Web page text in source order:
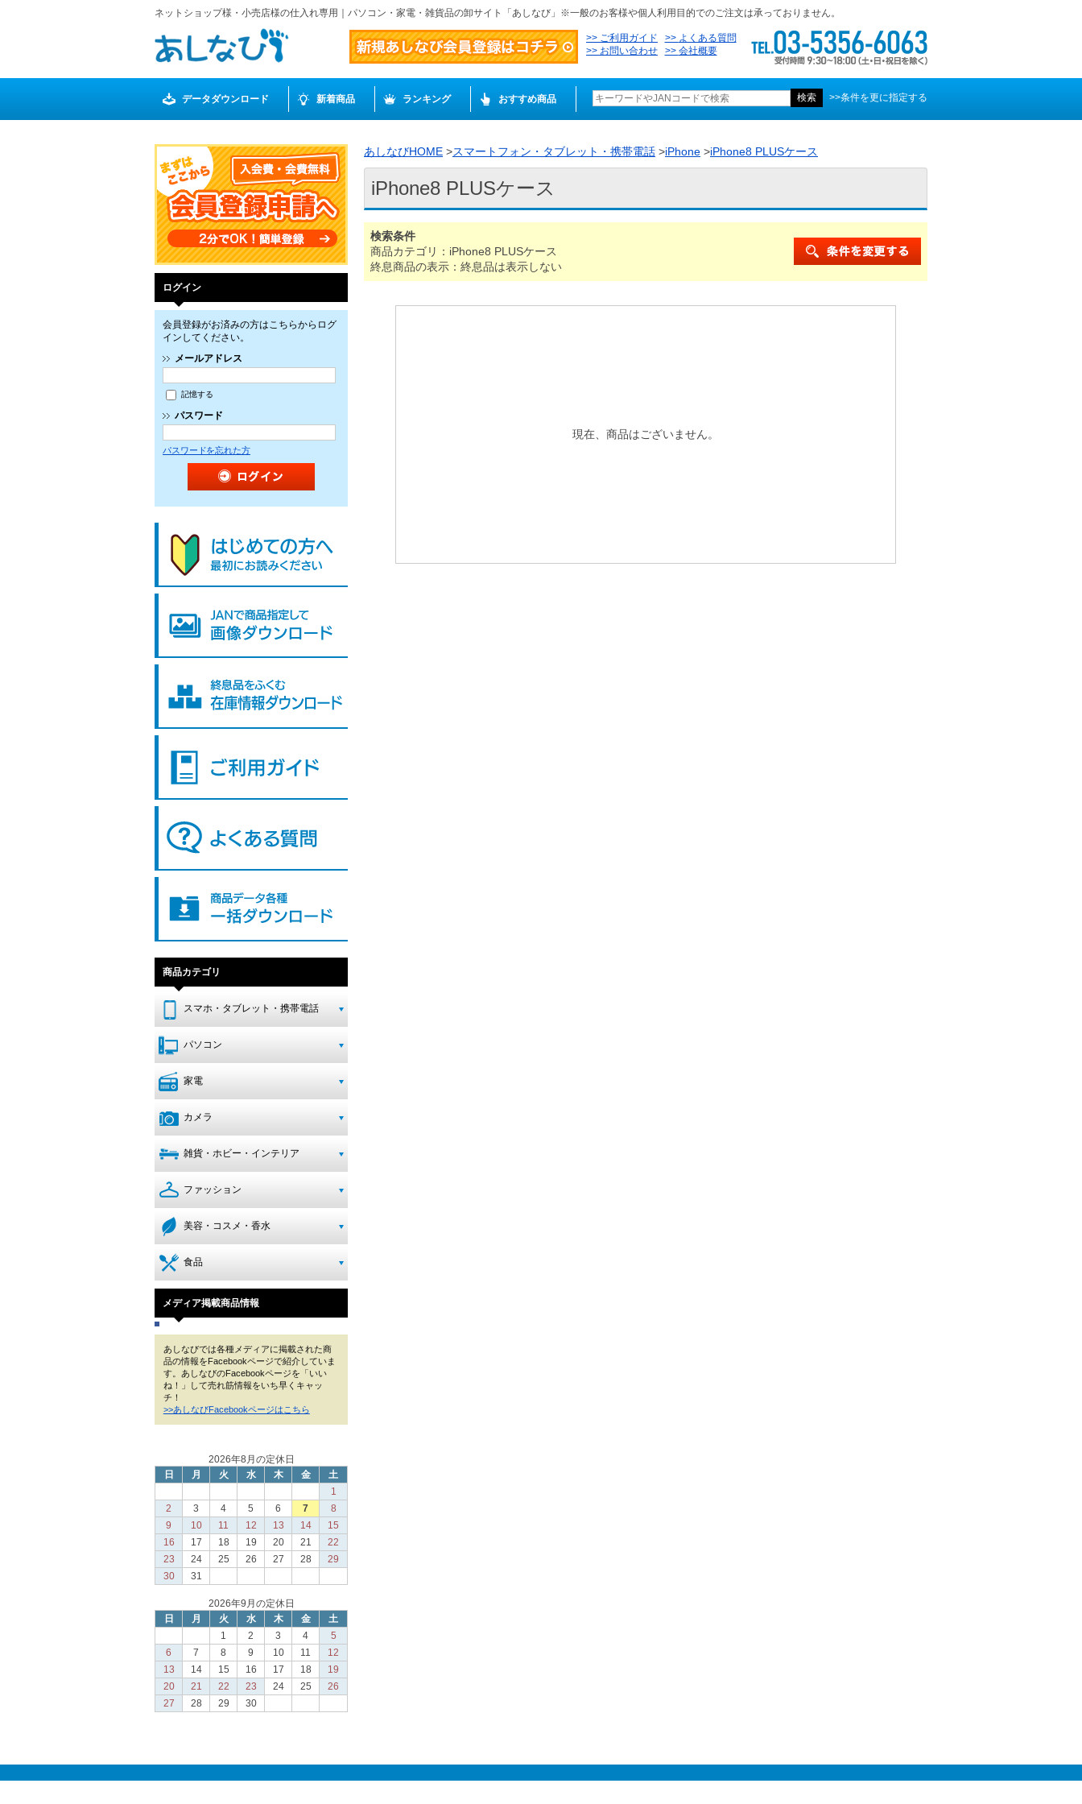
ネットショップ様・小売店様の仕入れ専用｜パソコン・家電・雑貨品の卸サイト「あしなび」※一般のお客様や個人利用目的でのご注文は承っておりません。
ご利用ガイド
よくある質問
お問い合わせ
会社概要
データダウンロード 新着商品 ランキング おすすめ商品 >>条件を更に指定する
ログイン
会員登録がお済みの方はこちらからログ
インしてください。
メールアドレス
記憶する
パスワード
パスワードを忘れた方
商品カテゴリ
スマホ・タブレット・携帯電話
パソコン
家電
カメラ
雑貨・ホビー・インテリア
ファッション
美容・コスメ・香水
食品
メディア掲載商品情報
あしなびでは各種メディアに掲載された商
品の情報をFacebookページで紹介していま
す。あしなびのFacebookページを「いい
ね！」して売れ筋情報をいち早くキャッ
チ！
>>あしなびFacebookページはこちら
2026年8月の定休日
日
月 火 水 木 金
土
1
2
3 4 5 6 7
8
9
10 11 12 13 14
15
16
17 18 19 20 21
22
23
24 25 26 27 28
29
30
31
2026年9月の定休日
日
月 火 水 木 金
土
1
2 3 4
5
6
7 8 9 10 11
12
13
14 15 16 17 18
19
20
21 22 23 24 25
26
27
28 29 30
あしなびHOME >スマートフォン・タブレット・携帯電話 >iPhone >iPhone8 PLUSケース
iPhone8 PLUSケース
検索条件
商品カテゴリ：iPhone8 PLUSケース
終息商品の表示：終息品は表示しない
現在、商品はございません。